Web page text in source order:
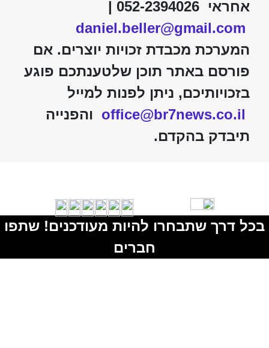
אחראי 052-2394026 |
daniel.beller@gmail.com
המערכת מכבדת זכויות יוצרים. אם
פורסם באתר תוכן שלטענתכם פוגע
בזכויותיכם, ניתן לפנות למייל
office@br7news.co.il והפנייה
תיבדק בהקדם.
בכל דרך שתבחרו להיות מעודכנים! שתפו
חברים